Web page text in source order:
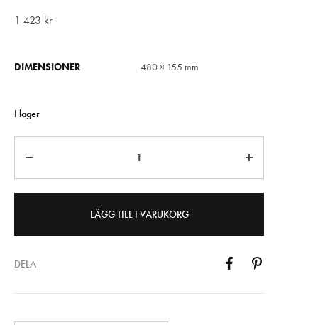
1 423 kr
DIMENSIONER 480 × 155 mm
I lager
LÄGG TILL I VARUKORG
DELA